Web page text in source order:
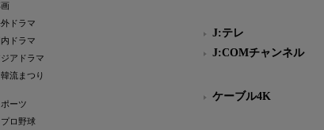
ドラマ
内ドラマ
ジアドラマ
韓流まつり
ポーツ
プロ野球
J:テレ
J:COMチャンネル
ケーブル4K